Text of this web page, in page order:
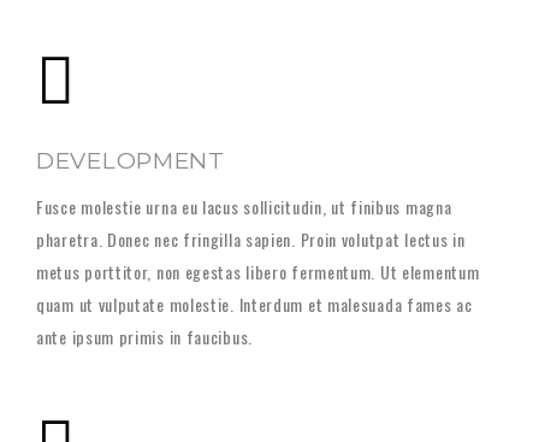
DEVELOPMENT
Fusce molestie urna eu lacus sollicitudin, ut finibus magna
pharetra. Donec nec fringilla sapien. Proin volutpat lectus in
metus porttitor, non egestas libero fermentum. Ut elementum
quam ut vulputate molestie. Interdum et malesuada fames ac
ante ipsum primis in faucibus.